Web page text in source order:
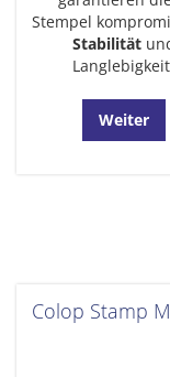
Stempel
Stabilität
Weiter
Colop Stamp